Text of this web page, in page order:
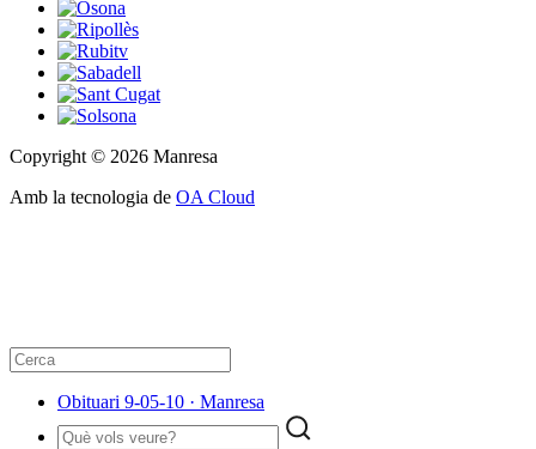
Copyright © 2026 Manresa
Amb la tecnologia de OA Cloud
Obituari 9-05-10 · Manresa